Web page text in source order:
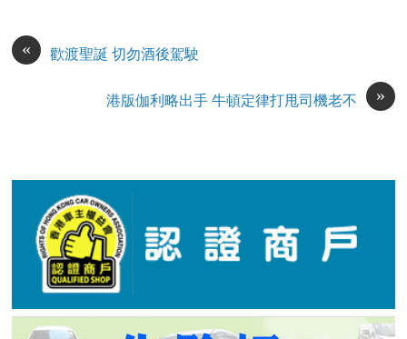
« 歡渡聖誕 切勿酒後駕駛
»
港版伽利略出手 牛頓定律打甩司機老不